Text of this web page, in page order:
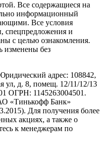
Все содержащиеся на
информационный
Все условия
спецпредложения и
с целью ознакомления.
изменены без
адрес: 108842,
ул, д. 8, помещ. 12/11/12/13
ОГРН: 1145263004501.
«Тинькофф Банк»
Для получения более
акциях, а также о
к менеджерам по